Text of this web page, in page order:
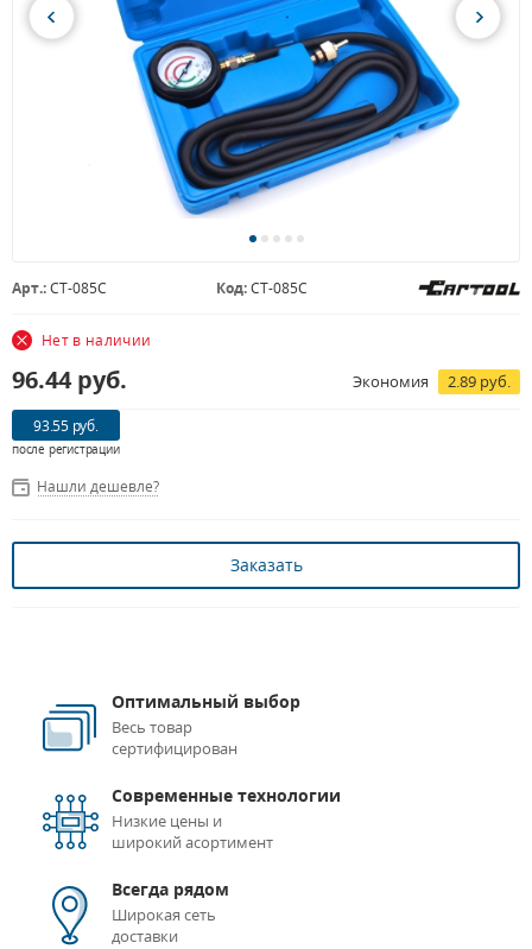
Арт.:CT-085C Код:CT-085C
Нет в наличии
96.44 руб. Экономия 2.89 руб.
93.55 руб.
после регистрации
Нашли дешевле?
Заказать
Оптимальный выбор
Весь товар
сертифицирован
Современные технологии
Низкие цены и
широкий асортимент
Всегда рядом
Широкая сеть
доставки